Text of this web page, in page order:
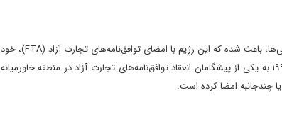
رژیم صهیونیستی، دارای اقتصادی نسبتاً باز، تکنولوژیک و صادرات‌ محور است. این ویژگی‌ها، باعث شده که این رژیم با امضای توافق‌نامه‌های تجارت آزاد (FTA)، خود
را در زنجیره‌های تأمین جهانی و منطقه‌ای ادغام کند. رژیم صهیونیستی از اوایل دهه ۱۹۹۰ به یکی از پیشگامان انعقاد توافق‌نامه‌های تجارت آزاد در منطقه خاورمیانه